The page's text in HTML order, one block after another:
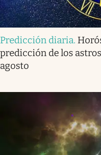
Predicción diaria.
predicción de los
agosto